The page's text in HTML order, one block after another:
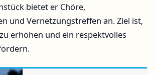
bietet er Chöre,
und Vernetzungstreffen an. Ziel ist,
erhöhen und ein respektvolles